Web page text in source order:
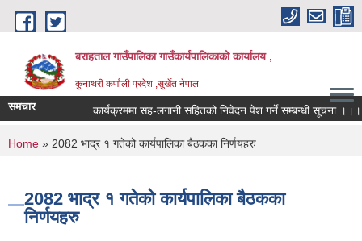
Skip to main content
बराहताल गाउँपालिका गाउँकार्यपालिकाको कार्यालय ,
कुनाथरी कर्णाली प्रदेश ,सुर्खेत नेपाल
समचार कार्यक्रममा सह-लगानी सहितको निवेदन पेश गर्ने सम्बन्धी सूचना ।।।
You are here
Home » 2082 भाद्र १ गतेको कार्यपालिका बैठकका निर्णयहरु
2082 भाद्र १ गतेको कार्यपालिका बैठकका
निर्णयहरु